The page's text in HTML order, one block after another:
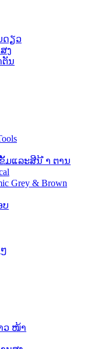
ດຽວ
ງ
ຕັນ
ຂັ້ມແລະສີນ້ ຳ ຕານ
Grey & Brown
ບ
ວ ໜ້າ